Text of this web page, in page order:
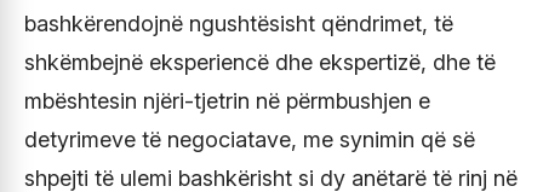
bashkërendojnë ngushtësisht qëndrimet, të
shkëmbejnë eksperiencë dhe ekspertizë, dhe të
mbështesin njëri-tjetrin në përmbushjen e
detyrimeve të negociatave, me synimin që së
shpejti të ulemi bashkërisht si dy anëtarë të rinj në